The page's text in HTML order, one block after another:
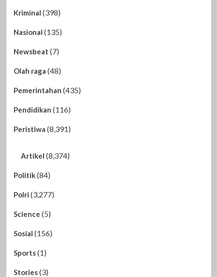
Kriminal (398)
Nasional (135)
Newsbeat (7)
Olah raga (48)
Pemerintahan (435)
Pendidikan (116)
Peristiwa (8,391)
Artikel (8,374)
Politik(84)
Polri (3,277)
Science (5)
Sosial (156)
Sports(1)
Stories(3)